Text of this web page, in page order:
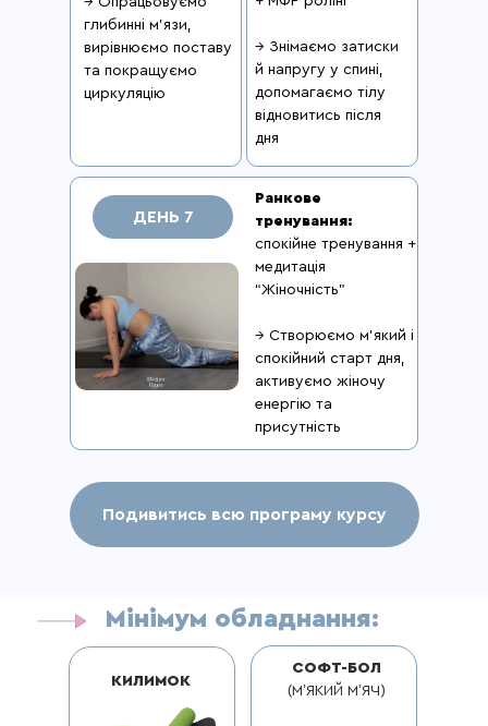
Ранкове
тренування:
спокійне тренування +
медитація
“Жіночність”
→ Створюємо м’який і
спокійний старт дня,
активуємо жіночу
енергію та
присутність
ДЕНЬ 7
→ Знімаємо затиски
й напругу у спині,
допомагаємо тілу
відновитись після
дня
глибинні м’язи,
вирівнюємо поставу
та покращуємо
циркуляцію
Подивитись всю програму курсу
ДЕНЬ 9
ДЕНЬ 8
ТРЕНУВАЛЬНОГО ПРОЦЕСУ,
ЩОБ ЗРОЗУМІТИ, ЧИ ПІДХОДИТЬ
ВАМ ФОРМАТ
СОФТ-БОЛ
(МʼЯКИЙ МʼЯЧ)
КИЛИМОК
Мінімум обладнання: